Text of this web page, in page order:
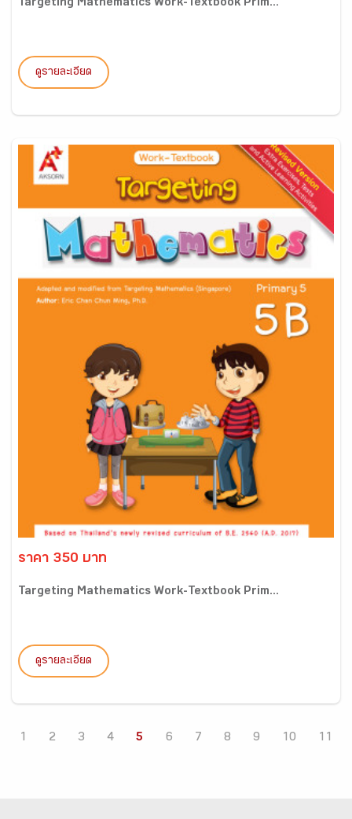
Targeting Mathematics Work-Textbook Prim...
ดูรายละเอียด
ราคา 350 บาท
Targeting Mathematics Work-Textbook Prim...
ดูรายละเอียด
1 2 3 4 5 6 7 8 9 10 11